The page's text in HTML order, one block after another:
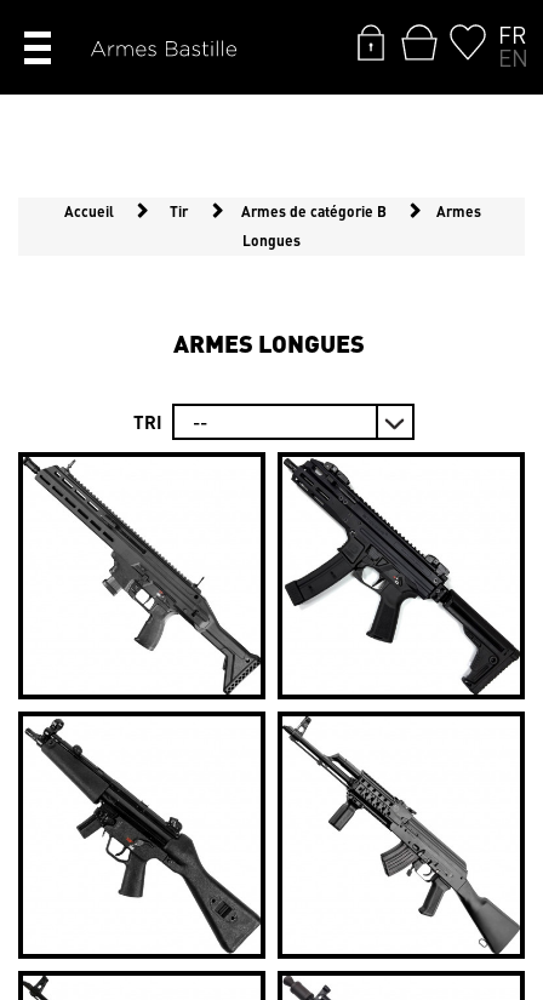
FR
EN
Accueil Tir Armes de catégorie B
Armes
Longues
ARMES LONGUES
TRI